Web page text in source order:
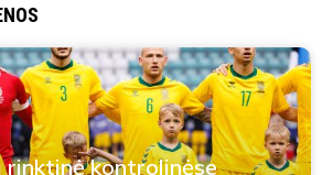
kontrolinėse